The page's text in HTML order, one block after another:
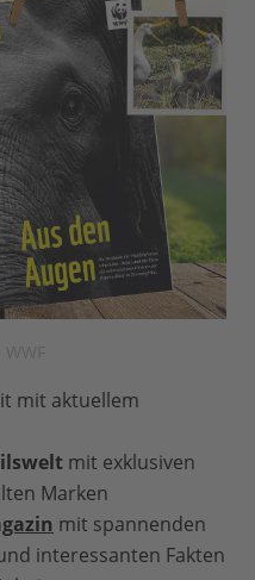
mit aktuellem
mit exklusiven
Marken
mit spannenden
interessanten Fakten